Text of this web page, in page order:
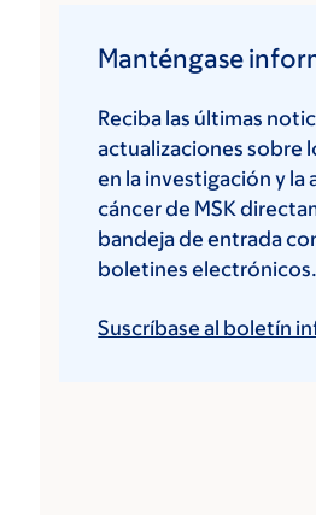
Manténgase
Reciba las últimas
actualizaciones sobre
en la investigación y la
cáncer de MSK
bandeja de entrada
boletines electrónicos.
Suscríbase al boletín